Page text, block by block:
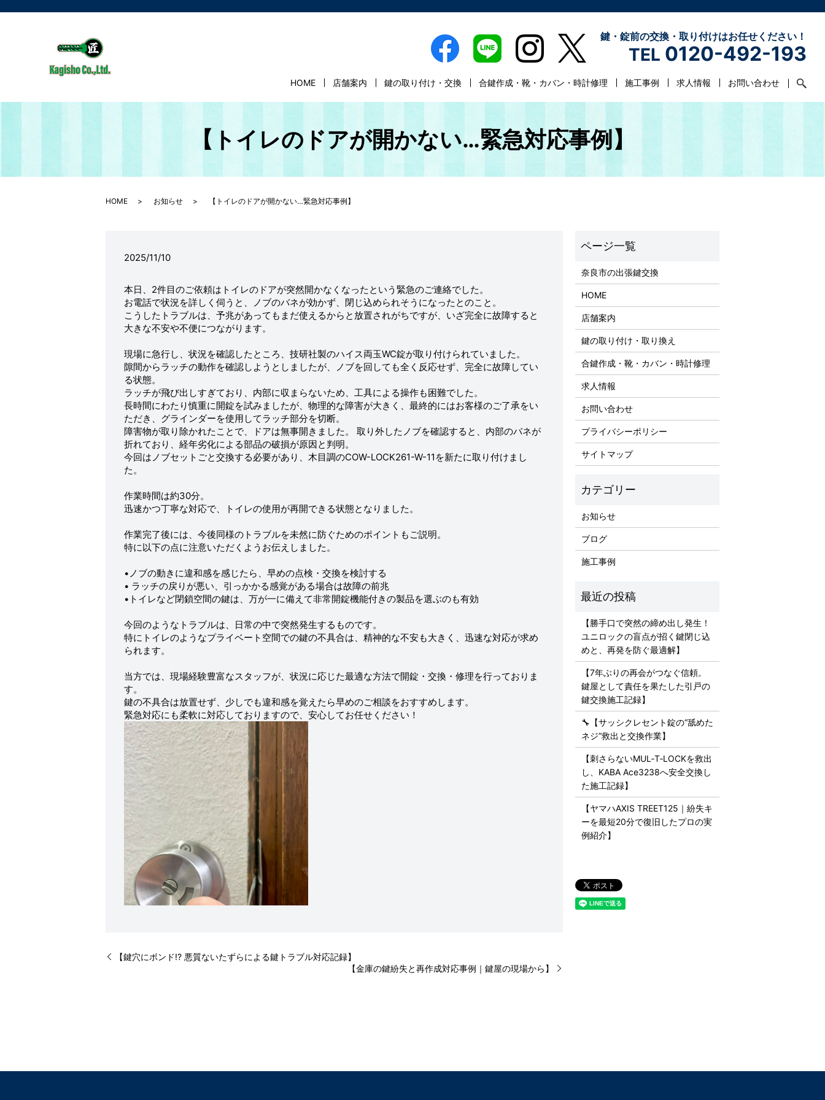
鍵・錠前の交換・取り付けはお任せください！
TEL 0120-492-193
HOME 店舗案内 鍵の取り付け・交換 合鍵作成・靴・カバン・時計修理 施工事例 求人情報 お問い合わせ
【トイレのドアが開かない…緊急対応事例】
HOME お知らせ 【トイレのドアが開かない…緊急対応事例】
2025/11/10
本日、2件目のご依頼はトイレのドアが突然開かなくなったという緊急のご連絡でした。
お電話で状況を詳しく伺うと、ノブのバネが効かず、閉じ込められそうになったとのこと。
こうしたトラブルは、予兆があってもまだ使えるからと放置されがちですが、いざ完全に故障すると
大きな不安や不便につながります。
現場に急行し、状況を確認したところ、技研社製のハイス両玉WC錠が取り付けられていました。
隙間からラッチの動作を確認しようとしましたが、ノブを回しても全く反応せず、完全に故障してい
る状態。
ラッチが飛び出しすぎており、内部に収まらないため、工具による操作も困難でした。
長時間にわたり慎重に開錠を試みましたが、物理的な障害が大きく、最終的にはお客様のご了承をい
ただき、グラインダーを使用してラッチ部分を切断。
障害物が取り除かれたことで、ドアは無事開きました。 取り外したノブを確認すると、内部のバネが
折れており、経年劣化による部品の破損が原因と判明。
今回はノブセットごと交換する必要があり、木目調のCOW-LOCK261-W-11を新たに取り付けまし
た。
作業時間は約30分。
迅速かつ丁寧な対応で、トイレの使用が再開できる状態となりました。
作業完了後には、今後同様のトラブルを未然に防ぐためのポイントもご説明。
特に以下の点に注意いただくようお伝えしました。
•ノブの動きに違和感を感じたら、早めの点検・交換を検討する
• ラッチの戻りが悪い、引っかかる感覚がある場合は故障の前兆
•トイレなど閉鎖空間の鍵は、万が一に備えて非常開錠機能付きの製品を選ぶのも有効
今回のようなトラブルは、日常の中で突然発生するものです。
特にトイレのようなプライベート空間での鍵の不具合は、精神的な不安も大きく、迅速な対応が求め
られます。
当方では、現場経験豊富なスタッフが、状況に応じた最適な方法で開錠・交換・修理を行っておりま
す。
鍵の不具合は放置せず、少しでも違和感を覚えたら早めのご相談をおすすめします。
緊急対応にも柔軟に対応しておりますので、安心してお任せください！
【鍵穴にボンド!? 悪質ないたずらによる鍵トラブル対応記録】
【金庫の鍵紛失と再作成対応事例｜鍵屋の現場から】
奈良市の出張鍵交換
HOME
店舗案内
鍵の取り付け・取り換え
合鍵作成・靴・カバン・時計修理
求人情報
お問い合わせ
プライバシーポリシー
サイトマップ
お知らせ
ブログ
施工事例
【勝手口で突然の締め出し発生！
ユニロックの盲点が招く鍵閉じ込
めと、再発を防ぐ最適解】
【7年ぶりの再会がつなぐ信頼。
鍵屋として責任を果たした引戸の
鍵交換施工記録】
🔧【サッシクレセント錠の“舐めた
ネジ”救出と交換作業】
【刺さらないMUL‑T‑LOCKを救出
し、KABA Ace3238へ安全交換し
た施工記録】
【ヤマハAXIS TREET125｜紛失キ
ーを最短20分で復旧したプロの実
例紹介】